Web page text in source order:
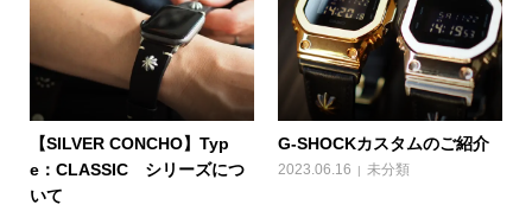
【SILVER CONCHO】Typ
e：CLASSIC シリーズにつ
いて
G-SHOCKカスタムのご紹介
2023.06.16 未分類